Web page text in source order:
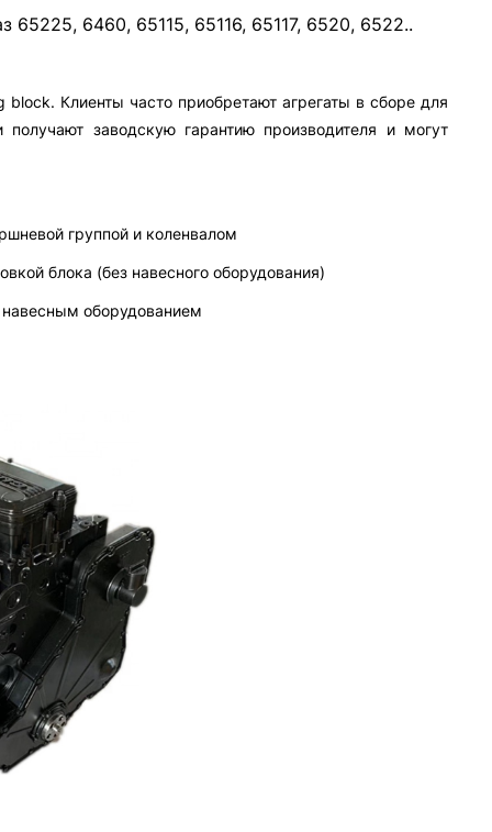
6460, 65115, 65116, 65117, 6520, 6522..
Клиенты часто приобретают агрегаты в сборе для
заводскую гарантию производителя и могут
группой и коленвалом
блока (без навесного оборудования)
навесным оборудованием